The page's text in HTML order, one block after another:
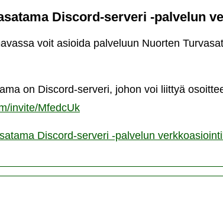
Discord-serveri -palvelun
voit asioida palveluun Nuorten
on Discord-serveri, johon voi liittyä
invite/MfedcUk
Discord-serveri -palvelun